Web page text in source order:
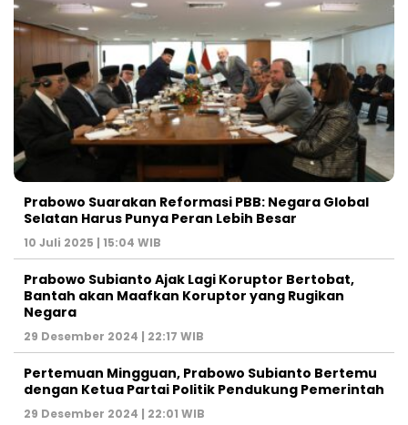
Prabowo Suarakan Reformasi PBB: Negara Global
Selatan Harus Punya Peran Lebih Besar
10 Juli 2025 | 15:04 WIB
Prabowo Subianto Ajak Lagi Koruptor Bertobat,
Bantah akan Maafkan Koruptor yang Rugikan
Negara
29 Desember 2024 | 22:17 WIB
Pertemuan Mingguan, Prabowo Subianto Bertemu
dengan Ketua Partai Politik Pendukung Pemerintah
29 Desember 2024 | 22:01 WIB